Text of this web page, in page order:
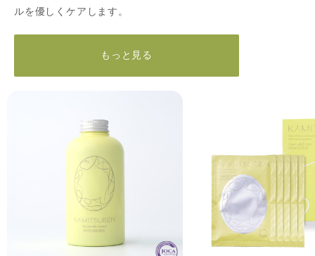
ルを優しくケアします。
もっと見る